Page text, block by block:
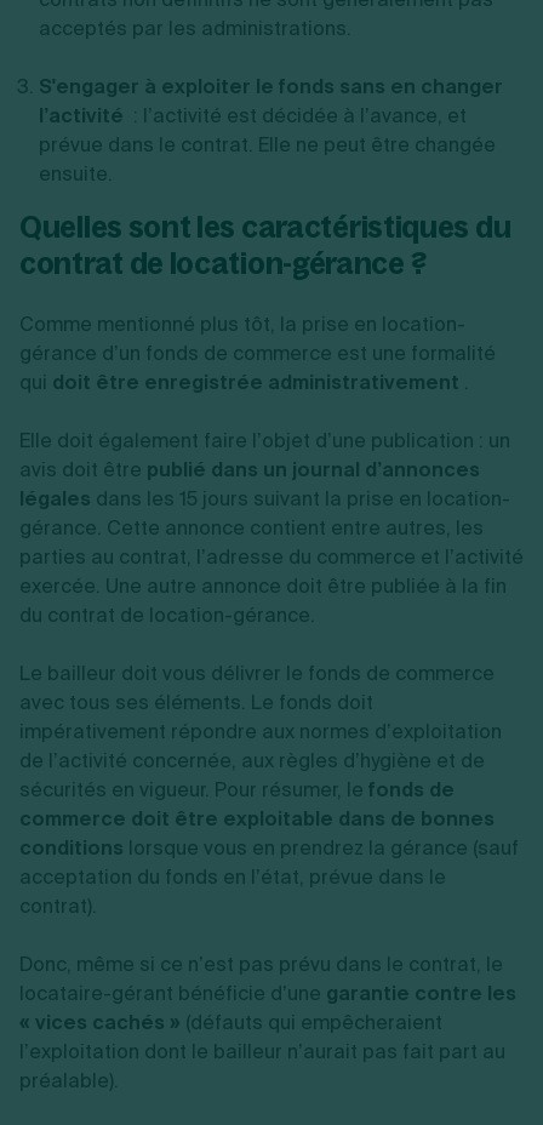
acceptés par les administrations.
S'engager à exploiter le fonds sans en changer
l’activité : l’activité est décidée à l’avance, et
prévue dans le contrat. Elle ne peut être changée
ensuite.
Quelles sont les caractéristiques du
contrat de location-gérance ?
Comme mentionné plus tôt, la prise en location-
gérance d’un fonds de commerce est une formalité
qui doit être enregistrée administrativement .
Elle doit également faire l’objet d’une publication : un
avis doit être publié dans un journal d’annonces
légales dans les 15 jours suivant la prise en location-
gérance. Cette annonce contient entre autres, les
parties au contrat, l’adresse du commerce et l’activité
exercée. Une autre annonce doit être publiée à la fin
du contrat de location-gérance.
Le bailleur doit vous délivrer le fonds de commerce
avec tous ses éléments. Le fonds doit
impérativement répondre aux normes d’exploitation
de l’activité concernée, aux règles d’hygiène et de
sécurités en vigueur. Pour résumer, le fonds de
commerce doit être exploitable dans de bonnes
conditions lorsque vous en prendrez la gérance (sauf
acceptation du fonds en l’état, prévue dans le
contrat).
Donc, même si ce n’est pas prévu dans le contrat, le
locataire-gérant bénéficie d’une garantie contre les
« vices cachés » (défauts qui empêcheraient
l’exploitation dont le bailleur n’aurait pas fait part au
préalable).